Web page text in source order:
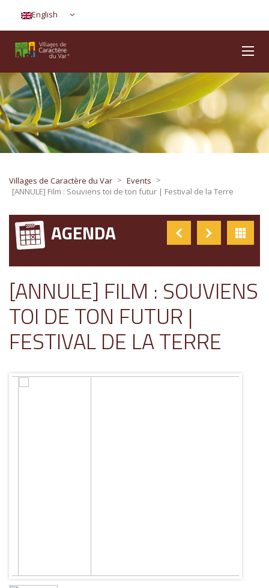
English
Villages de Caractère du Var > Events >
[ANNULE] Film : Souviens toi de ton futur | Festival de la Terre
AGENDA
[ANNULE] FILM : SOUVIENS
TOI DE TON FUTUR |
FESTIVAL DE LA TERRE